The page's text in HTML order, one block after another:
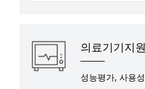
의료기기지원
성능평가, 사용